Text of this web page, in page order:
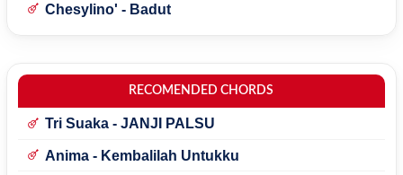
Chesylino' - Badut
RECOMENDED CHORDS
Tri Suaka - JANJI PALSU
Anima - Kembalilah Untukku